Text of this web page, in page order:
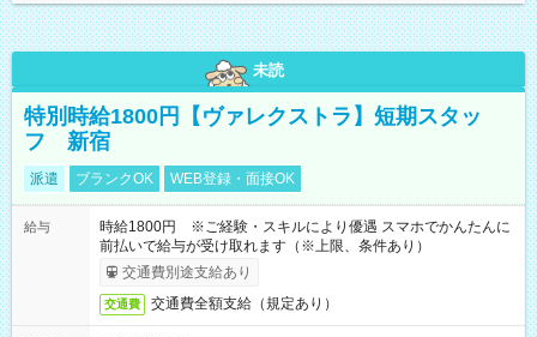
未読
特別時給1800円【ヴァレクストラ】短期スタッ
フ 新宿
派遣 ブランクOK WEB登録・面接OK
給与
時給1800円 ※ご経験・スキルにより優遇 スマホでかんたんに
前払いで給与が受け取れます（※上限、条件あり）
交通費別途支給あり
交通費 交通費全額支給（規定あり）